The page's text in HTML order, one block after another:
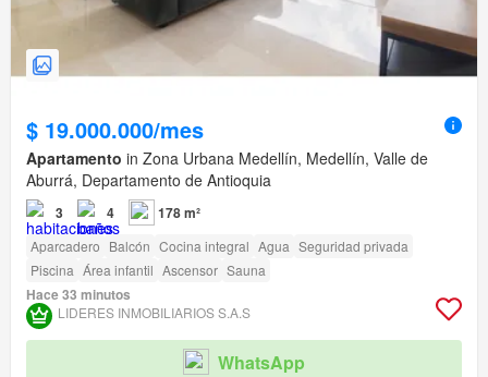
$ 19.000.000/mes
Apartamento in Zona Urbana Medellín, Medellín, Valle de
Aburrá, Departamento de Antioquia
3 4 178 m²
Aparcadero Balcón Cocina integral Agua Seguridad privada
Piscina Área infantil Ascensor Sauna
Hace 33 minutos
LIDERES INMOBILIARIOS S.A.S
WhatsApp